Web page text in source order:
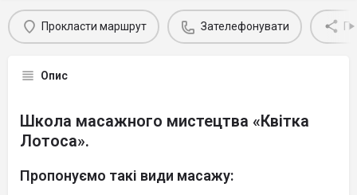
Прокласти маршрут Зателефонувати
Опис
Школа масажного мистецтва «Квітка
Лотоса».
Пропонуємо такі види масажу: